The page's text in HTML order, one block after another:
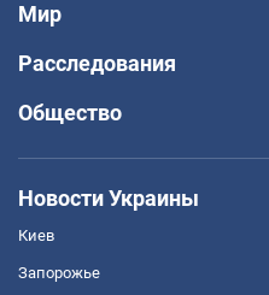
Мир
Расследования
Общество
Новости Украины
Киев
Запорожье